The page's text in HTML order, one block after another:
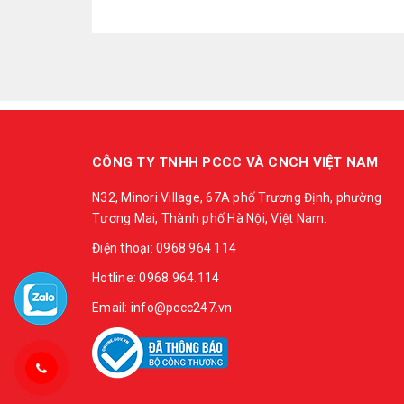
CÔNG TY TNHH PCCC VÀ CNCH VIỆT NAM
N32, Minori Village, 67A phố Trương Định, phường
Tương Mai, Thành phố Hà Nội, Việt Nam.
Điện thoại: 0968 964 114
Hotline: 0968.964.114
Email: info@pccc247.vn